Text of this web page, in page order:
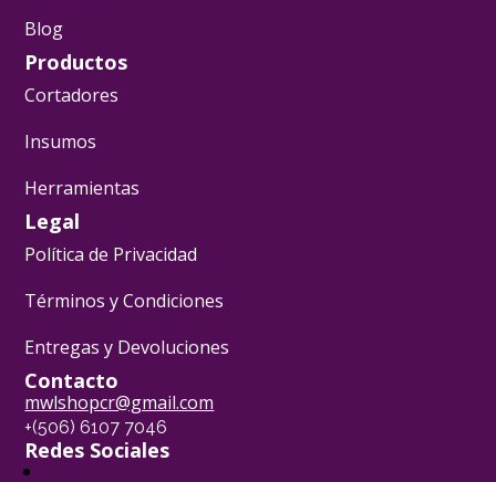
Blog
Productos
Cortadores
Insumos
Herramientas
Legal
Política de Privacidad
Términos y Condiciones
Entregas y Devoluciones
Contacto
mwlshopcr@gmail.com
+(506) 6107 7046
Redes Sociales